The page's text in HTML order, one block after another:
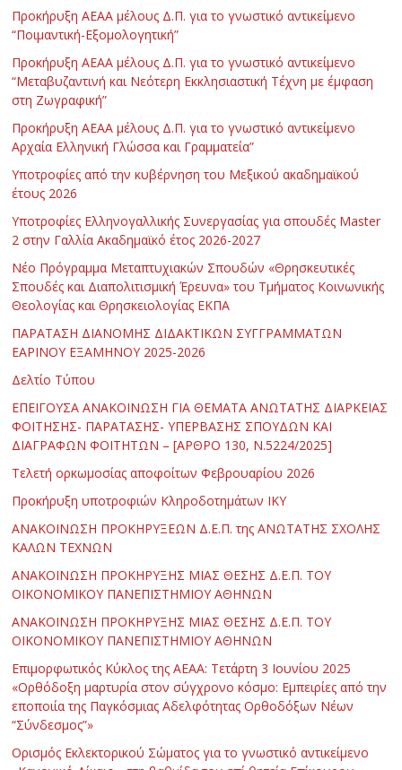
Προκήρυξη ΑΕΑΑ μέλους Δ.Π. για το γνωστικό αντικείμενο
“Ποιμαντική-Εξομολογητική”
Προκήρυξη ΑΕΑΑ μέλους Δ.Π. για το γνωστικό αντικείμενο
“Μεταβυζαντινή και Νεότερη Εκκλησιαστική Τέχνη με έμφαση
στη Ζωγραφική”
Προκήρυξη ΑΕΑΑ μέλους Δ.Π. για το γνωστικό αντικείμενο
Αρχαία Ελληνική Γλώσσα και Γραμματεία”
Υποτροφίες από την κυβέρνηση του Μεξικού ακαδημαϊκού
έτους 2026
Υποτροφίες Ελληνογαλλικής Συνεργασίας για σπουδές Master
2 στην Γαλλία Ακαδημαϊκό έτος 2026-2027
Νέο Πρόγραμμα Μεταπτυχιακών Σπουδών «Θρησκευτικές
Σπουδές και Διαπολιτισμική Έρευνα» του Τμήματος Κοινωνικής
Θεολογίας και Θρησκειολογίας ΕΚΠΑ
ΠΑΡΑΤΑΣΗ ΔΙΑΝΟΜΗΣ ΔΙΔΑΚΤΙΚΩΝ ΣΥΓΓΡΑΜΜΑΤΩΝ
ΕΑΡΙΝΟΥ ΕΞΑΜΗΝΟΥ 2025-2026
Δελτίο Τύπου
ΕΠΕΙΓΟΥΣΑ ΑΝΑΚΟΙΝΩΣΗ ΓΙΑ ΘΕΜΑΤΑ ΑΝΩΤΑΤΗΣ ΔΙΑΡΚΕΙΑΣ
ΦΟΙΤΗΣΗΣ- ΠΑΡΑΤΑΣΗΣ- ΥΠΕΡΒΑΣΗΣ ΣΠΟΥΔΩΝ ΚΑΙ
ΔΙΑΓΡΑΦΩΝ ΦΟΙΤΗΤΩΝ – [ΑΡΘΡΟ 130, Ν.5224/2025]
Τελετή ορκωμοσίας αποφοίτων Φεβρουαρίου 2026
Προκήρυξη υποτροφιών Κληροδοτημάτων ΙΚΥ
ΑΝΑΚΟΙΝΩΣΗ ΠΡΟΚΗΡΥΞΕΩΝ Δ.Ε.Π. της ΑΝΩΤΑΤΗΣ ΣΧΟΛΗΣ
ΚΑΛΩΝ ΤΕΧΝΩΝ
ΑΝΑΚΟΙΝΩΣΗ ΠΡΟΚΗΡΥΞΗΣ ΜΙΑΣ ΘΕΣΗΣ Δ.Ε.Π. ΤΟΥ
ΟΙΚΟΝΟΜΙΚΟΥ ΠΑΝΕΠΙΣΤΗΜΙΟΥ ΑΘΗΝΩΝ
ΑΝΑΚΟΙΝΩΣΗ ΠΡΟΚΗΡΥΞΗΣ ΜΙΑΣ ΘΕΣΗΣ Δ.Ε.Π. ΤΟΥ
ΟΙΚΟΝΟΜΙΚΟΥ ΠΑΝΕΠΙΣΤΗΜΙΟΥ ΑΘΗΝΩΝ
Επιμορφωτικός Κύκλος της ΑΕΑΑ: Τετάρτη 3 Ιουνίου 2025
«Ορθόδοξη μαρτυρία στον σύγχρονο κόσμο: Εμπειρίες από την
εποποιία της Παγκόσμιας Αδελφότητας Ορθοδόξων Νέων
“Σύνδεσμος”»
Ορισμός Εκλεκτορικού Σώματος για το γνωστικό αντικείμενο